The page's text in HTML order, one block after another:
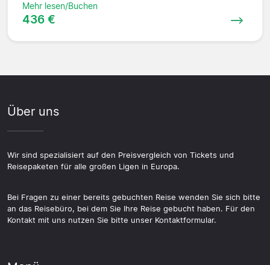
Mehr lesen/Buchen
436 €
Über uns
Wir sind spezialisiert auf den Preisvergleich von Tickets und
Reisepaketen für alle großen Ligen in Europa.
Bei Fragen zu einer bereits gebuchten Reise wenden Sie sich bitte
an das Reisebüro, bei dem Sie Ihre Reise gebucht haben. Für den
Kontakt mit uns nutzen Sie bitte unser Kontaktformular.